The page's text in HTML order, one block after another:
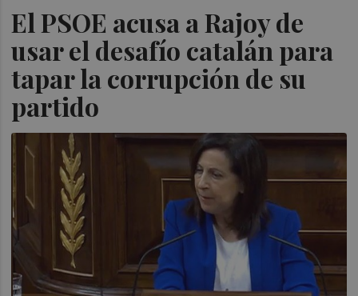
El PSOE acusa a Rajoy de
usar el desafío catalán para
tapar la corrupción de su
partido